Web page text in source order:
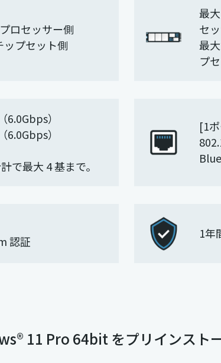
ロセッサー側
プセット側
最
セ
最
プ
）
）
で最大 4 基まで。
[1
認証
1年
11 Pro 64bit をプリインスト